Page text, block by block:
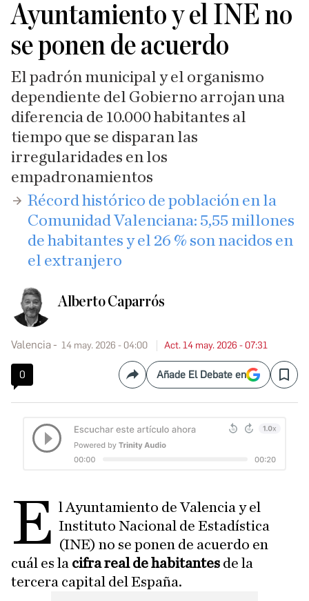
Ayuntamiento y el INE no
se ponen de acuerdo
El padrón municipal y el organismo
dependiente del Gobierno arrojan una
diferencia de 10.000 habitantes al
tiempo que se disparan las
irregularidades en los
empadronamientos
​Récord histórico de población en la
Comunidad Valenciana: 5,55 millones
de habitantes y el 26 % son nacidos en
el extranjero
Alberto Caparrós
Valencia 14 may. 2026 - 04:00 Act. 14 may. 2026 - 07:31
0 CompartirAñade El Debate en Save
E l Ayuntamiento de Valencia y el
Instituto Nacional de Estadística
(INE) no se ponen de acuerdo en
cuál es la cifra real de habitantes de la
tercera capital del España.